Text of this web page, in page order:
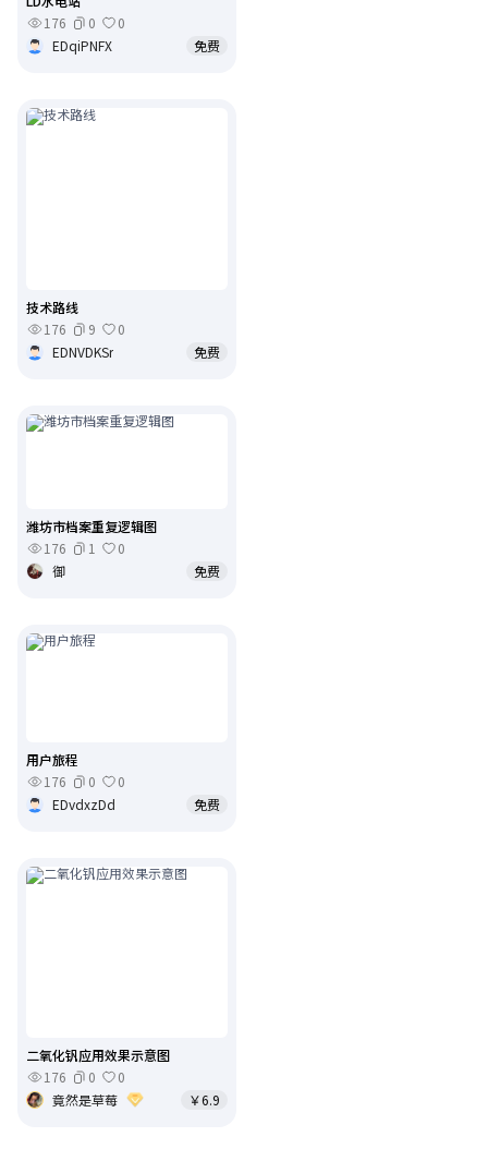
176
0
0
EDqiPNFX
免费
技术路线
176
9
0
EDNVDKSr
免费
潍坊市档案重复逻辑图
176
1
0
御
免费
用户旅程
176
0
0
EDvdxzDd
免费
二氧化钒应用效果示意图
176
0
0
竟然是草莓
￥6.9